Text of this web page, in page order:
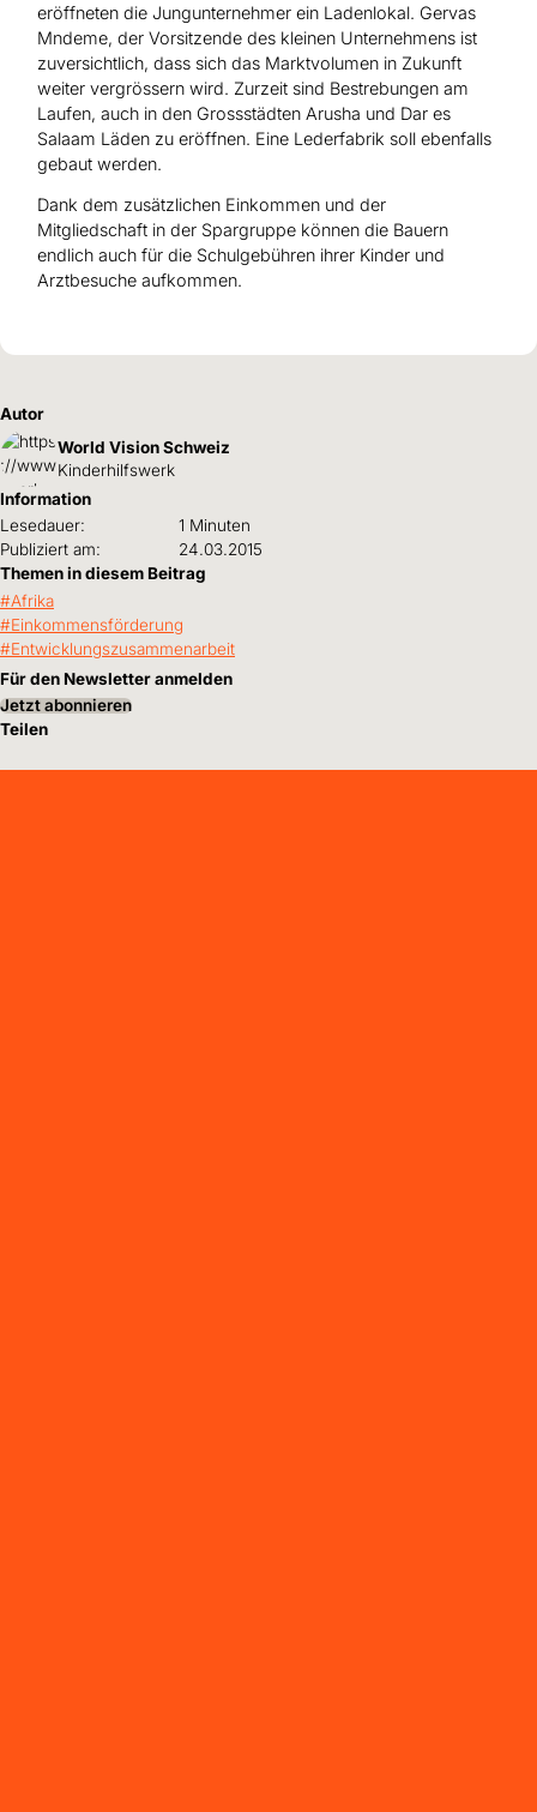
eröffneten die Jungunternehmer ein Ladenlokal. Gervas
Mndeme, der Vorsitzende des kleinen Unternehmens ist
zuversichtlich, dass sich das Marktvolumen in Zukunft
weiter vergrössern wird. Zurzeit sind Bestrebungen am
Laufen, auch in den Grossstädten Arusha und Dar es
Salaam Läden zu eröffnen. Eine Lederfabrik soll ebenfalls
gebaut werden.
Dank dem zusätzlichen Einkommen und der
Mitgliedschaft in der Spargruppe können die Bauern
endlich auch für die Schulgebühren ihrer Kinder und
Arztbesuche aufkommen.
Autor
World Vision Schweiz
Kinderhilfswerk
Information
Lesedauer:
1 Minuten
Publiziert am:
24.03.2015
Themen in diesem Beitrag
Afrika
Einkommensförderung
Entwicklungszusammenarbeit
Für den Newsletter anmelden
Jetzt abonnieren
Teilen